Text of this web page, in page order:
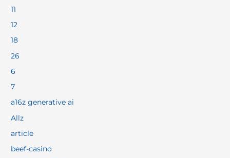
11
12
18
26
6
7
a16z generative ai
Allz
article
beef-casino